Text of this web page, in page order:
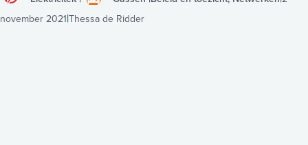
november 2021 Thessa de Ridder